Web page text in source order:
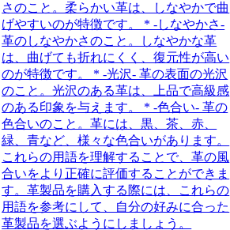
さのこと。柔らかい革は、しなやかで曲
げやすいのが特徴です。 * -しなやかさ-
革のしなやかさのこと。しなやかな革
は、曲げても折れにくく、復元性が高い
のが特徴です。 * -光沢- 革の表面の光沢
のこと。光沢のある革は、上品で高級感
のある印象を与えます。 * -色合い- 革の
色合いのこと。革には、黒、茶、赤、
緑、青など、様々な色合いがあります。
これらの用語を理解することで、革の風
合いをより正確に評価することができま
す。革製品を購入する際には、これらの
用語を参考にして、自分の好みに合った
革製品を選ぶようにしましょう。